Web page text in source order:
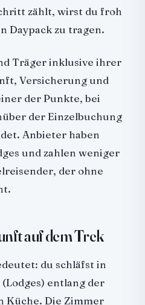
zählt, wirst du froh
Daypack zu tragen.
Träger inklusive ihrer
Versicherung und
der Punkte, bei
der Einzelbuchung
Anbieter haben
und zahlen weniger
der ohne
auf dem Trek
du schläfst in
entlang der
Küche. Die Zimmer